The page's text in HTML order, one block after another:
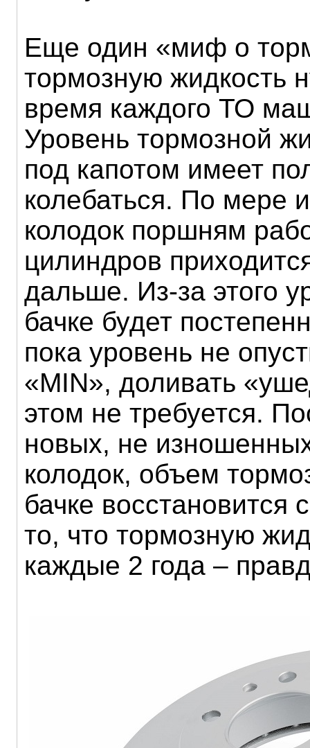
Еще один «миф о
тормозную жидкость
время каждого ТО
Уровень тормозной
под капотом имеет
колебаться. По мере
колодок поршням
цилиндров
дальше. Из-за этого
бачке будет
пока уровень не
«MIN», доливать
этом не требуется.
новых, не
колодок, объем
бачке восстановится
то, что тормозную
каждые 2 года –